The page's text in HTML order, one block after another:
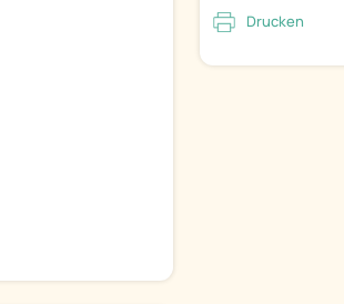
Drucken